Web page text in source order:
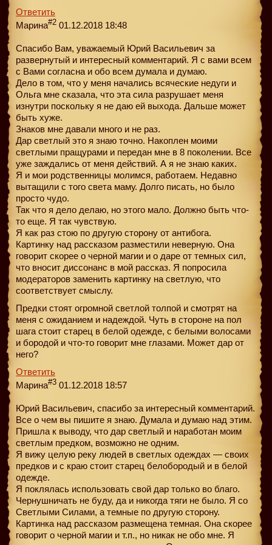
Ответить
Марина#2 01.12.2018 18:48
Спасибо Вам, уважаемый Юрий Васильевич за
развернутый и интересный комментарий. Я с вами всем
с Вами согласна и обо всем думала и думаю.
Дело в том, что у меня начались всяческие недуги и
Ольга мне сказала, что эта сила разрушает меня
изнутри поскольку я не даю ей выхода. Дальше может
быть хуже.
Знаков мне давали много и не раз.
Дар светлый это я знаю точно. Накоплен моими
светлыми пращурами и передан мне в 8 поколении. Все
уже заждались от меня действий. А я не знаю каких.
Я и мои родственницы молимся, работаем. Недавно
вытащили с того света маму. Долго писать, но было
просто чудо.
Так что я дело делаю, но этого мало. Должно быть что-
то еще. Я так чувствую.
Я как раз стою по другую сторону от антибога.
Картинку над рассказом разместили неверную. Она
говорит скорее о черной магии и о даре от темных сил,
что вносит диссонанс в мой рассказ. Я попросила
модераторов заменить картинку на светлую, что
соответствует смыслу.
Предки стоят огромной светлой толпой и смотрят на
меня с ожиданием и надеждой. Чуть в стороне на пол
шага стоит старец в белой одежде, с белыми волосами
и бородой и что-то говорит мне глазами. Может дар от
него?
Ответить
Марина#3 01.12.2018 18:57
Юрий Васильевич, спасибо за интересный комментарий.
Все о чем вы пишите я знаю. Думала и думаю над этим.
Пришла к выводу, что дар светлый и наработан моим
светлым предком, возможно не одним.
Я вижу целую реку людей в светлых одеждах — своих
предков и с краю стоит старец белобородый и в белой
одежде.
Я поклялась использовать свой дар только во благо.
Чернушничать не буду, да и никогда тяги не было. Я со
Светлыми Силами, а темные по другую сторону.
Картинка над рассказом размещена темная. Она скорее
говорит о черной магии и т.п., но никак не обо мне. Я